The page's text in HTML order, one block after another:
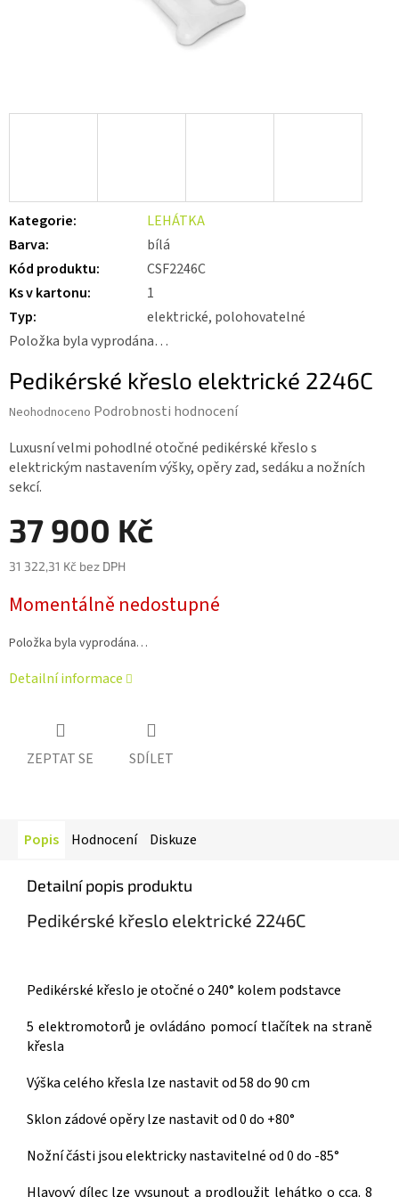
Kategorie:
LEHÁTKA
Barva:
bílá
Kód produktu:
CSF2246C
Ks v kartonu:
1
Typ:
elektrické, polohovatelné
Položka byla vyprodána…
Pedikérské křeslo elektrické 2246C
Průměrné
produktu
je
0,0
z 5
Neohodnoceno Podrobnosti hodnocení
Luxusní velmi pohodlné otočné pedikérské křeslo s
elektrickým nastavením výšky, opěry zad, sedáku a nožních
sekcí.
37 900 Kč
31 322,31 Kč bez DPH
cena:
Momentálně nedostupné
Položka byla vyprodána…
Detailní informace
ZEPTAT SE SDÍLET
Popis Hodnocení Diskuze
Detailní popis produktu
Pedikérské křeslo elektrické 2246C
Pedikérské křeslo je otočné o 240° kolem podstavce
5 elektromotorů je ovládáno pomocí tlačítek na straně
křesla
Výška celého křesla lze nastavit od 58 do 90 cm
Sklon zádové opěry lze nastavit od 0 do +80°
Nožní části jsou elektricky nastavitelné od 0 do -85°
Hlavový dílec lze vysunout a prodloužit lehátko o cca. 8